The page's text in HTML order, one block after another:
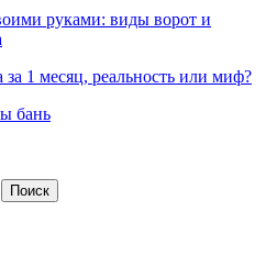
руками: виды ворот и
за 1 месяц, реальность или миф?
бань